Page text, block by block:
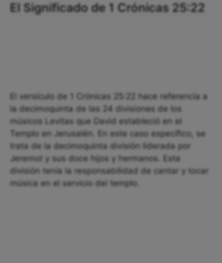
El Significado de 1 Crónicas 25:22
El versículo de 1 Crónicas 25:22 hace referencia a
la decimoquinta de las 24 divisiones de los
músicos Levitas que David estableció en el
Templo en Jerusalén. En este caso específico, se
trata de la decimoquinta división liderada por
Jeremot y sus doce hijos y hermanos. Esta
división tenía la responsabilidad de cantar y tocar
música en el servicio del templo.